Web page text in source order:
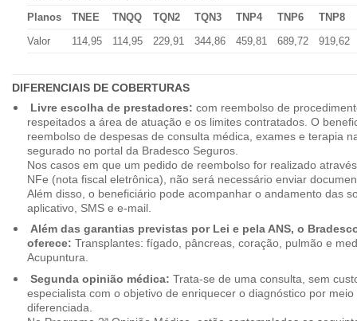
Planos
TNEE TNQQ TQN2 TQN3 TNP4 TNP6
TNP8
Valor
114,95 114,95 229,91 344,86 459,81 689,72 919,62
DIFERENCIAIS DE COBERTURAS
Livre escolha de prestadores: com reembolso de
respeitados a área de atuação e os limites contratados. O
reembolso de despesas de consulta médica, exames e terapia
segurado no portal da Bradesco Seguros.
Nos casos em que um pedido de reembolso for realizado
NFe (nota fiscal eletrônica), não será necessário enviar
Além disso, o beneficiário pode acompanhar o andamento das
aplicativo, SMS e e-mail.
Além das garantias previstas por Lei e pela ANS, o
oferece: Transplantes: fígado, pâncreas, coração, pulmão e
Acupuntura.
Segunda opinião médica: Trata-se de uma consulta, sem
especialista com o objetivo de enriquecer o diagnóstico por
diferenciada.